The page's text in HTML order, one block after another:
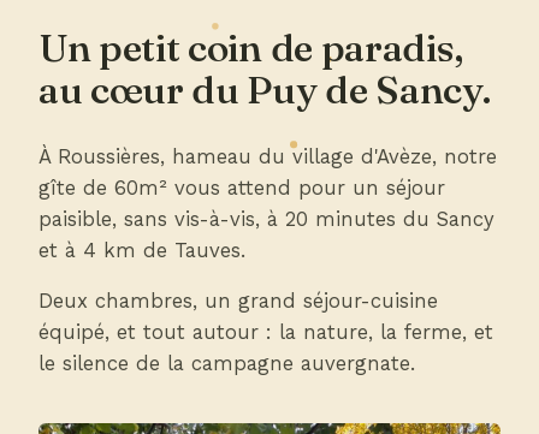
Un petit coin de paradis,
au cœur du Puy de Sancy.
À Roussières, hameau du village d'Avèze, notre
gîte de 60m² vous attend pour un séjour
paisible, sans vis-à-vis, à 20 minutes du Sancy
et à 4 km de Tauves.
Deux chambres, un grand séjour-cuisine
équipé, et tout autour : la nature, la ferme, et
le silence de la campagne auvergnate.